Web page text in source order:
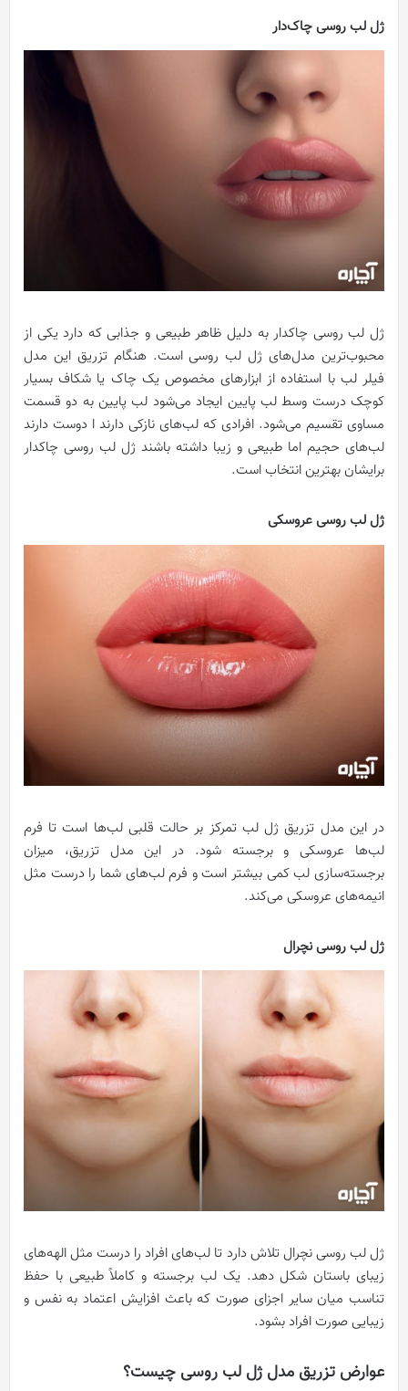
ژل لب روسی چاک‌دار
ژل لب روسی چاکدار به دلیل ظاهر طبیعی و جذابی که دارد یکی از
محبوب‌ترین مدل‌های ژل لب روسی است.هنگام تزریق این مدل
فیلر لب با استفاده از ابزارهای مخصوص یک چاک یا شکاف بسیار
کوچک درست وسط لب پایین ایجاد می‌شود لب پایین به دو قسمت
مساوی تقسیم می‌شود. افرادی که لب‌های نازکی دارند ا دوست دارند
لب‌های حجیم اما طبیعی و زیبا داشته باشند ژل لب روسی چاکدار
برایشان بهترین انتخاب است.
ژل لب روسی عروسکی
در این مدل تزریق ژل لب تمرکز بر حالت قلبی لب‌ها است تا فرم
لب‌ها عروسکی و برجسته شود. در این مدل تزریق، میزان
برجسته‌سازی لب کمی بیشتر است و فرم لب‌های شما را درست مثل
انیمه‌های عروسکی می‌کند.
ژل لب روسی نچرال
ژل لب روسی نچرال تلاش دارد تا لب‌های افراد را درست مثل الهه‌های
زیبای باستان شکل دهد. یک لب برجسته و کاملاً طبیعی با حفظ
تناسب میان سایر اجزای صورت که باعث افزایش اعتماد به نفس و
زیبایی صورت افراد بشود.
عوارض تزریق مدل ژل لب روسی چیست؟